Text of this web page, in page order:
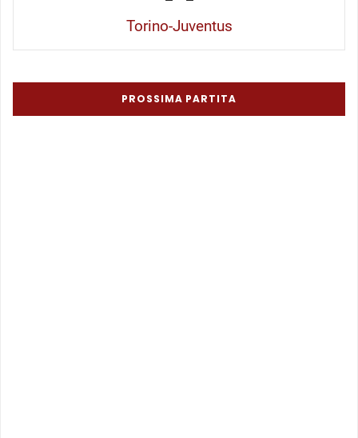
Torino-Juventus
PROSSIMA PARTITA